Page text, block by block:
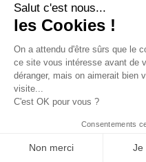
Salut c'est nous...
les Cookies !
On a attendu d'être sûrs que le
ce site vous intéresse avant de
déranger, mais on aimerait bien
visite...
C'est OK pour vous ?
Consentements
Non merci Je